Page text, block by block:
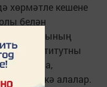
хөрмәтле кешене
белән
авылының
«институтны
булса,
искә алалар.